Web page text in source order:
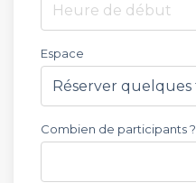
Heure de début
Espace
Combien de participants ?